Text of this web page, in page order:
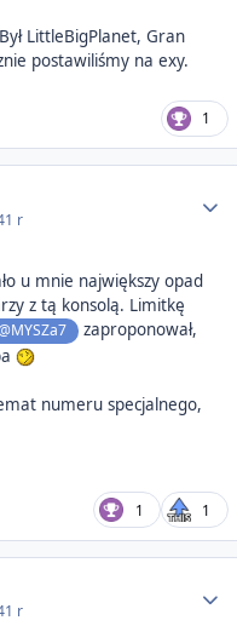
LittleBigPlanet, Gran
postawiliśmy na exy.
1
1 r
u mnie największy opad
z tą konsolą. Limitkę
zaproponował,
numeru specjalnego,
1 1
1 r